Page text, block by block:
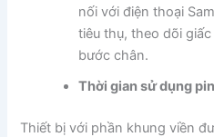
nối với điện thoại
tiêu thụ, theo dõi
bước chân.
Thời gian sử dụng pin
Thiết bị với phần khung viền